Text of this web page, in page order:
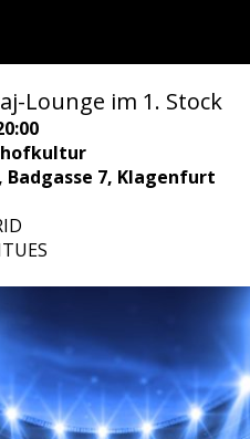
Lounge im 1. Stock
7, Klagenfurt